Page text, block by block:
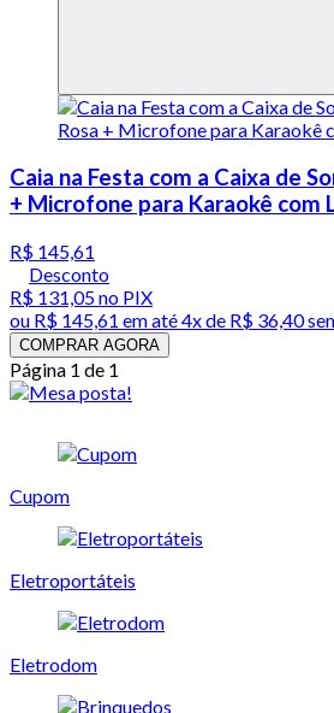
Caia na Festa com a Caixa de
+ Microfone para Karaokê com
R$ 145,61
Desconto
R$ 131,05no PIX
ou R$ 145,61 em até4x de R$ 36,40
COMPRAR AGORA
Página 1 de 1
Cupom
Eletroportáteis
Eletrodom